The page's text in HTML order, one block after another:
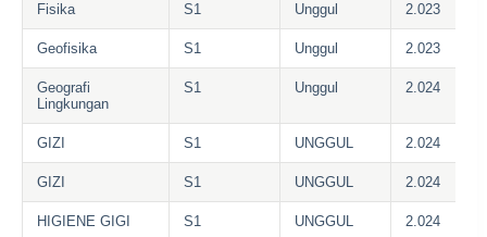
Fisika S1 Unggul 2.023
Geofisika S1 Unggul 2.023
Geografi
Lingkungan
S1 Unggul 2.024
GIZI S1 UNGGUL 2.024
GIZI S1 UNGGUL 2.024
HIGIENE GIGI S1 UNGGUL 2.024